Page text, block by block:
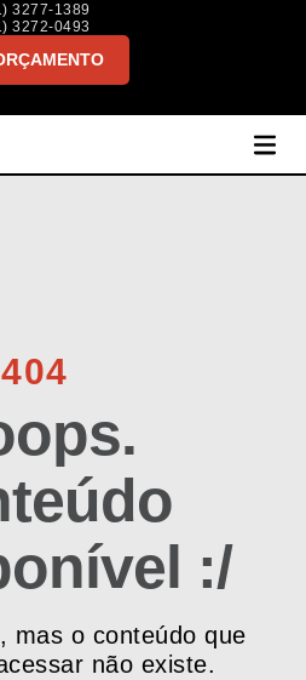
3277-1389
3272-0493
404
:/
mas o conteúdo que
não existe.